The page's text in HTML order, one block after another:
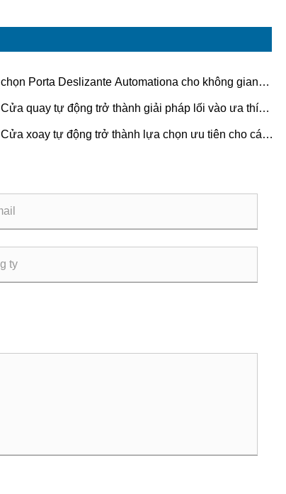
Porta Deslizante Automationa cho không gian
quay tự động trở thành giải pháp lối vào ưa thích
nhà thương mại?
xoay tự động trở thành lựa chọn ưu tiên cho các